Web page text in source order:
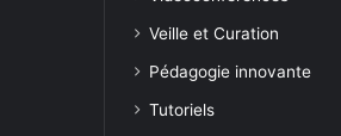
Veille et Curation
Pédagogie innovante
Tutoriels